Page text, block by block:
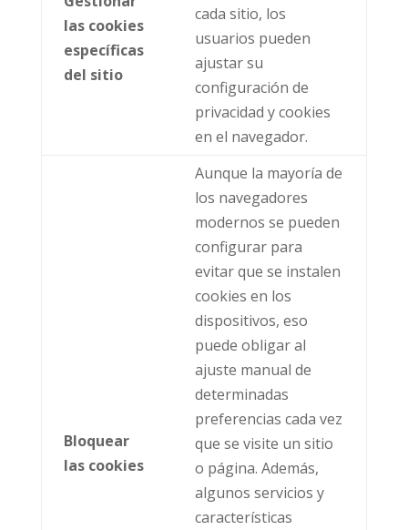
las cookies
específicas
del sitio
cada sitio, los
usuarios pueden
ajustar su
configuración de
privacidad y cookies
en el navegador.
Bloquear
las cookies
Aunque la mayoría de
los navegadores
modernos se pueden
configurar para
evitar que se instalen
cookies en los
dispositivos, eso
puede obligar al
ajuste manual de
determinadas
preferencias cada vez
que se visite un sitio
o página. Además,
algunos servicios y
características